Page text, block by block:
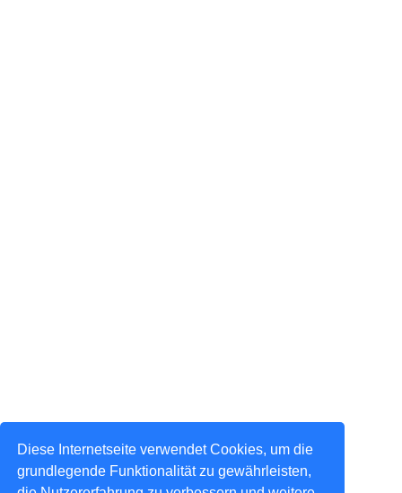
Diese Internetseite verwendet Cookies, um die
grundlegende Funktionalität zu gewährleisten,